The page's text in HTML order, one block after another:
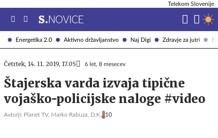
Energetika 2.0 Aktivno državljanstvo Naj Digi Zdravje za jutri
Telekom Slovenije
Četrtek, 14. 11. 2019, 17.05 6 let, 8 mesecev
Štajerska varda izvaja tipične
vojaško-policijske naloge #video
Avtorji: Planet TV, Marko Rabuza, D.K. 10